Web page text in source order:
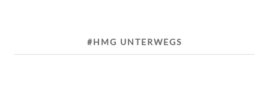
#HMG UNTERWEGS